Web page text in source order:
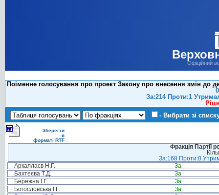
Офіційний
Поіменне голосування про проект Закону про внесення змін до
За:214 Проти:1
- Вибрати зі
Зберегти
в
форматі RTF
Фракція Партії
За:168 Проти:0
Аркаллаєв Н.Г.
За
Бахтеєва Т.Д.
За
Бережна І.Г.
За
Богословська І.Г.
За